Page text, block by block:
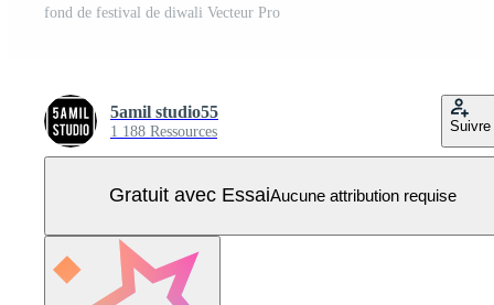
fond de festival de diwali Vecteur Pro
5amil studio55
1 188 Ressources Suivre
Gratuit avec EssaiAucune attribution requise